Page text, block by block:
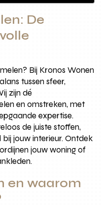
De
Bij Kronos Wonen
tussen sfeer,
zijn dé
en omstreken, met
expertise.
de juiste stoffen,
jouw interieur. Ontdek
jouw woning of
en waarom